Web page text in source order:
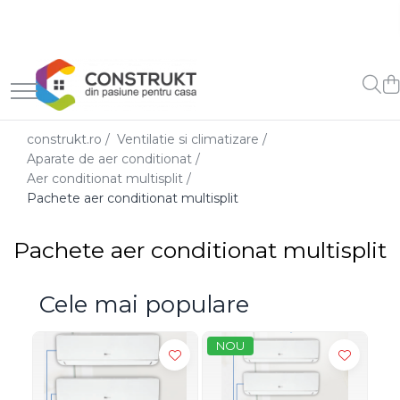
Toate Produsele
Incalzire
Centrale termice
Termoseminee, seminee si sobe
Cazane pe combustibil solid
Cazane pe combustibil
Termostate de ambient
de aer
Radiatoare si convectoare
Incalzire in pardoseala
Panouri radiante si incalzitoare
cu infrarosu
construkt.ro / Ventilatie si climatizare /
Aparate de aer conditionat /
Aer conditionat multisplit /
Pachete aer conditionat multisplit
Pachete aer conditionat multisplit
Cele mai populare
NOU